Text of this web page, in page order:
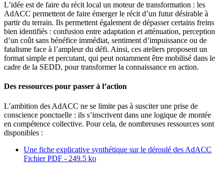
L’idée est de faire du récit local un moteur de transformation : les
AdACC permettent de faire émerger le récit d’un futur désirable à
partir du terrain. Ils permettent également de dépasser certains freins
bien identifiés : confusion entre adaptation et atténuation, perception
d’un coût sans bénéfice immédiat, sentiment d’impuissance ou de
fatalisme face à l’ampleur du défi. Ainsi, ces ateliers proposent un
format simple et percutant, qui peut notamment être mobilisé dans le
cadre de la SEDD, pour transformer la connaissance en action.
Des ressources pour passer à l’action
L’ambition des AdACC ne se limite pas à susciter une prise de
conscience ponctuelle : ils s’inscrivent dans une logique de montée
en compétence collective. Pour cela, de nombreuses ressources sont
disponibles :
Une fiche explicative synthétique sur le déroulé des AdACC
Fichier PDF - 249.5 ko